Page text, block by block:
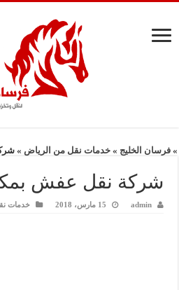
»فرسان الخليج »خدمات نقل من الرياض »
شركة نقل عفش
admin 15 مارس، 2018 خدمات